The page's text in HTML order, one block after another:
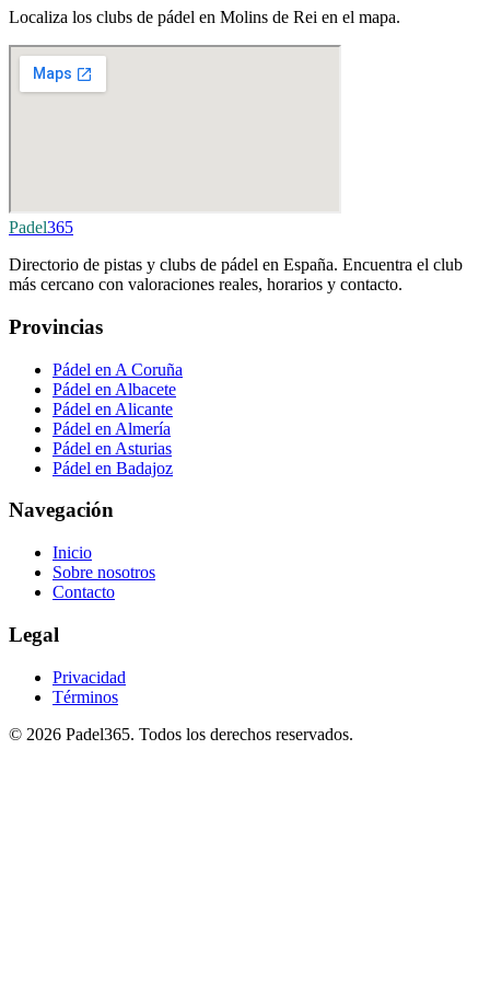
Localiza los clubs de pádel en Molins de Rei en el mapa.
Padel365
Directorio de pistas y clubs de pádel en España. Encuentra el club
más cercano con valoraciones reales, horarios y contacto.
Provincias
Pádel en A Coruña
Pádel en Albacete
Pádel en Alicante
Pádel en Almería
Pádel en Asturias
Pádel en Badajoz
Navegación
Inicio
Sobre nosotros
Contacto
Legal
Privacidad
Términos
© 2026 Padel365. Todos los derechos reservados.